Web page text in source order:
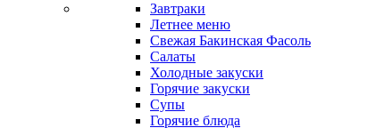
Завтраки
Летнее меню
Свежая Бакинская Фасоль
Салаты
Холодные закуски
Горячие закуски
Супы
Горячие блюда